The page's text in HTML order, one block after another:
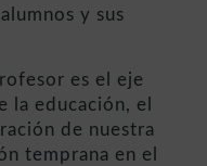
y sus
es el eje
la educación, el
de nuestra
temprana en el